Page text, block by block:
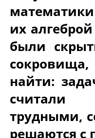
их
были
найти:
трудными,
решаются